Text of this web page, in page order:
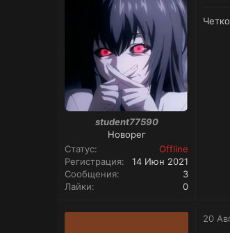
student77590
Новорег
Статус
Offline
Регистрация
14 Июн 2021
Сообщения
3
Лайки
0
20